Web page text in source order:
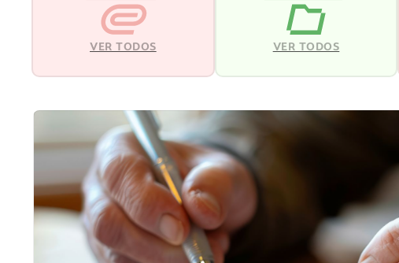
VER TODOS VER TODOS